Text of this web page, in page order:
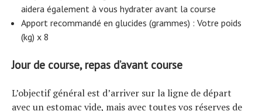
aidera également à vous hydrater avant la course
Apport recommandé en glucides (grammes) : Votre poids
(kg) x 8
Jour de course, repas d’avant course
L’objectif général est d’arriver sur la ligne de départ
avec un estomac vide, mais avec toutes vos réserves de